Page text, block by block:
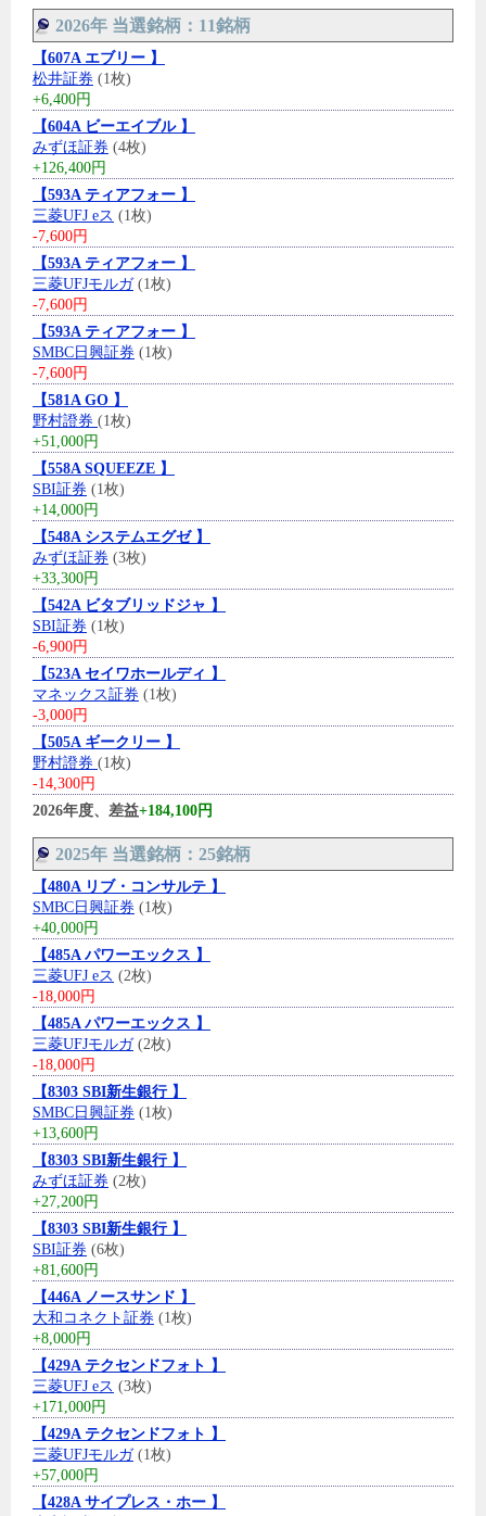
2026年 当選銘柄：11銘柄
【607A エブリー 】
松井証券 (1枚)
+6,400円
【604A ビーエイブル 】
みずほ証券 (4枚)
+126,400円
【593A ティアフォー 】
三菱UFJ eス (1枚)
-7,600円
【593A ティアフォー 】
三菱UFJモルガ(1枚)
-7,600円
【593A ティアフォー 】
SMBC日興証券 (1枚)
-7,600円
【581A GO 】
野村證券 (1枚)
+51,000円
【558A SQUEEZE 】
SBI証券 (1枚)
+14,000円
【548A システムエグゼ 】
みずほ証券 (3枚)
+33,300円
【542A ビタブリッドジャ 】
SBI証券 (1枚)
-6,900円
【523A セイワホールディ 】
マネックス証券 (1枚)
-3,000円
【505A ギークリー 】
野村證券 (1枚)
-14,300円
2026年度、差益+184,100円
2025年 当選銘柄：25銘柄
【480A リブ・コンサルテ 】
SMBC日興証券 (1枚)
+40,000円
【485A パワーエックス 】
三菱UFJ eス (2枚)
-18,000円
【485A パワーエックス 】
三菱UFJモルガ(2枚)
-18,000円
【8303 SBI新生銀行 】
SMBC日興証券 (1枚)
+13,600円
【8303 SBI新生銀行 】
みずほ証券 (2枚)
+27,200円
【8303 SBI新生銀行 】
SBI証券 (6枚)
+81,600円
【446A ノースサンド 】
大和コネクト証券 (1枚)
+8,000円
【429A テクセンドフォト 】
三菱UFJ eス (3枚)
+171,000円
【429A テクセンドフォト 】
三菱UFJモルガ(1枚)
+57,000円
【428A サイプレス・ホー 】